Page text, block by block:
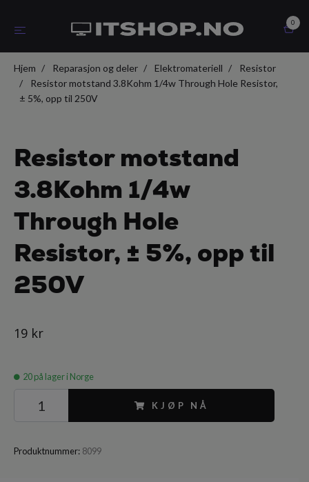
0
Hjem Reparasjon og deler Elektromateriell
Resistor
Resistor motstand 3.8Kohm 1/4w Through Hole Resistor,
± 5%, opp til 250V
Resistor motstand
3.8Kohm 1/4w
Through Hole
Resistor, ± 5%, opp til
250V
19 kr
20på lager i Norge
KJØP NÅ
Produktnummer: 8099